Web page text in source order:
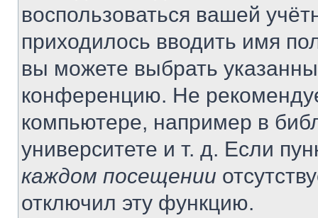
воспользоваться вашей
приходилось вводить имя
вы можете выбрать
конференцию. Не
компьютере, например в
университете и т. д. Если
каждом посещении
отключил эту функцию.